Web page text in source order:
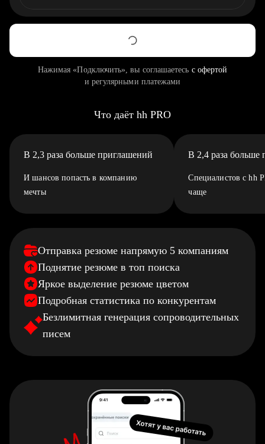
Нажимая «Подключить», вы соглашаетесь с офертой
и регулярными платежами
Что даёт hh PRO
В 2,3 раза больше приглашений
И шансов попасть в компанию
мечты
В 2,4 раза больше
Специалистов с hh
чаще
Отправка резюме напрямую 5 компаниям
Поднятие резюме в топ поиска
Яркое выделение резюме цветом
Подробная статистика по конкурентам
Безлимитная генерация сопроводительных
писем